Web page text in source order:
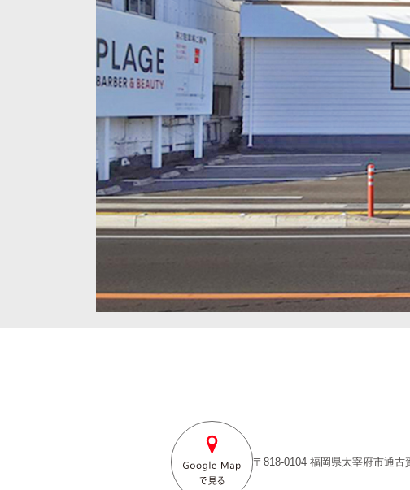
〒818-0104 福岡県太宰府市通古